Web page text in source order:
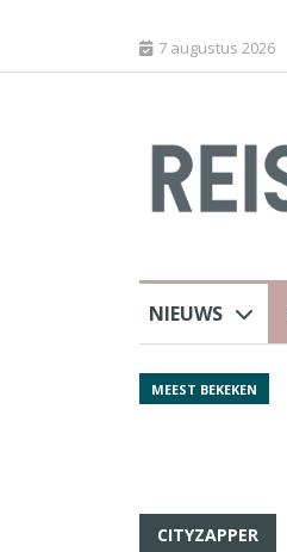
7 augustus 2026
NIEUWS
MEEST BEKEKEN
CITYZAPPER